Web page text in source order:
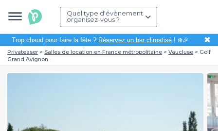
Quel type d'évènement
organisez-vous ?
Trop chaud pour faire la fête ? Réservez un bar climatisé! ❄️🎉 ✖
Privateaser Salles de location en France métropolitaine Vaucluse
Golf
Grand Avignon